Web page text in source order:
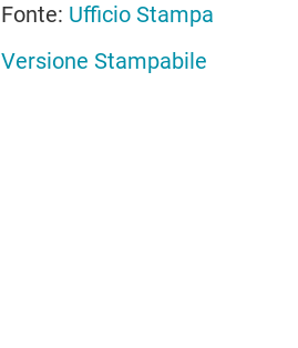
Fonte: Ufficio Stampa
Versione Stampabile